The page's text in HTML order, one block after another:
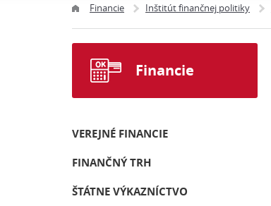
Financie Inštitút finančnej politiky
Financie
VEREJNÉ FINANCIE
FINANČNÝ TRH
ŠTÁTNE VÝKAZNÍCTVO